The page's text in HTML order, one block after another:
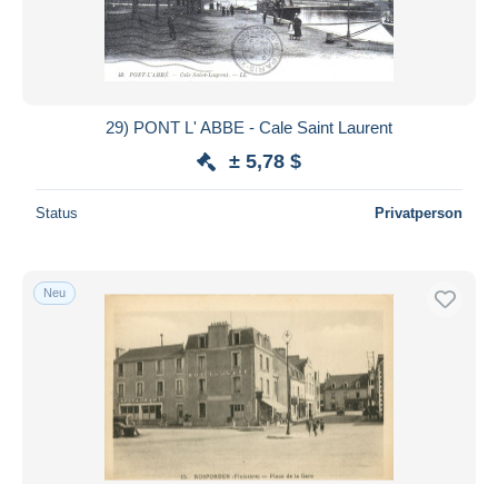
29) PONT L' ABBE - Cale Saint Laurent
± 5,78 $
Status Privatperson
Neu